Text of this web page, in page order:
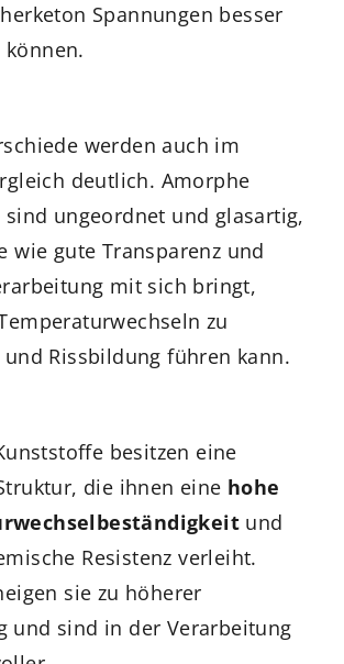
Spannungen besser
werden auch im
deutlich. Amorphe
ungeordnet und glasartig,
wie gute Transparenz und
mit sich bringt,
zu
Rissbildung führen kann.
besitzen eine
die ihnen eine hohe
und
Resistenz verleiht.
sie zu höherer
und sind in der Verarbeitung